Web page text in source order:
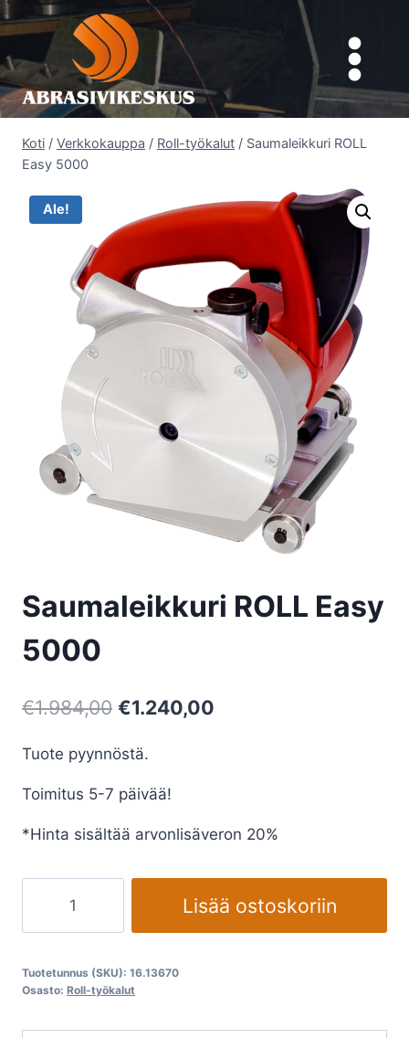
Siirry
sisältöön
Koti / Verkkokauppa / Roll-työkalut / Saumaleikkuri ROLL
Easy 5000
Ale!
Saumaleikkuri ROLL Easy
5000
€1.984,00 Alkuperäinen
oli:
€1.984,00.
€1.240,00
Tuote pyynnöstä.
Toimitus 5-7 päivää!
*Hinta sisältää arvonlisäveron 20%
Easy
määrä
Lisää ostoskoriin
Tuotetunnus (SKU): 16.13670
Osasto: Roll-työkalut